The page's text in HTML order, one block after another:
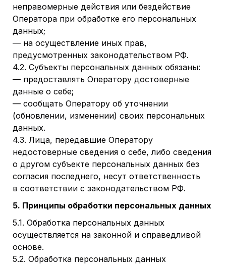
неправомерные действия или бездействие
Оператора при обработке его персональных
данных;
— на осуществление иных прав,
предусмотренных законодательством РФ.
4.2. Субъекты персональных данных обязаны:
— предоставлять Оператору достоверные
данные о себе;
— сообщать Оператору об уточнении
(обновлении, изменении) своих персональных
данных.
4.3. Лица, передавшие Оператору
недостоверные сведения о себе, либо сведения
о другом субъекте персональных данных без
согласия последнего, несут ответственность
в соответствии с законодательством РФ.
5. Принципы обработки персональных данных
5.1. Обработка персональных данных
осуществляется на законной и справедливой
основе.
5.2. Обработка персональных данных